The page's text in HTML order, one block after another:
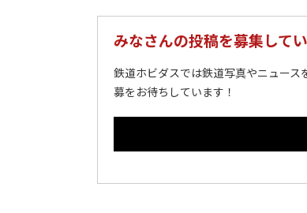
みなさんの投稿を募集して
鉄道ホビダスでは鉄道写真やニュー
募をお待ちしています！